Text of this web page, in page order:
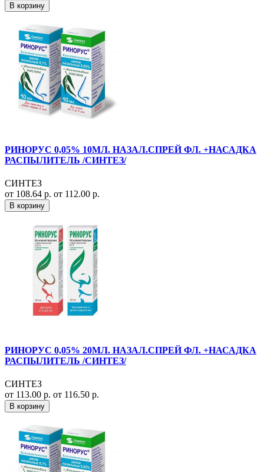
В корзину
РИНОРУС 0,05% 10МЛ. НАЗАЛ.СПРЕЙ ФЛ. +НАСАДКА
РАСПЫЛИТЕЛЬ /СИНТЕЗ/
СИНТЕЗ
от 108.64 р. от 112.00 р.
В корзину
РИНОРУС 0,05% 20МЛ. НАЗАЛ.СПРЕЙ ФЛ. +НАСАДКА
РАСПЫЛИТЕЛЬ /СИНТЕЗ/
СИНТЕЗ
от 113.00 р. от 116.50 р.
В корзину